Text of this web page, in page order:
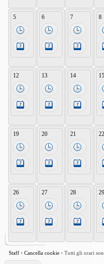
5 6 7 8
12 13 14 15
19 20 21 22
26 27 28 29
Staff • Cancella cookie • Tutti gli orari